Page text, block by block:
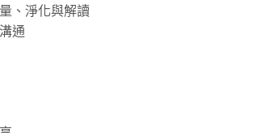
、淨化與解讀
通